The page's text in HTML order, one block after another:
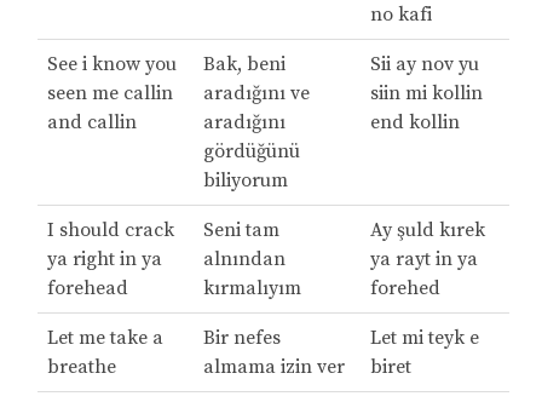
no kafi
See i know you
seen me callin
and callin
Bak, beni
aradığını ve
aradığını
gördüğünü
biliyorum
Sii ay nov yu
siin mi kollin
end kollin
I should crack
ya right in ya
forehead
Seni tam
alnından
kırmalıyım
Ay şuld kırek
ya rayt in ya
forehed
Let me take a
breathe
Bir nefes
almama izin ver
Let mi teyk e
biret